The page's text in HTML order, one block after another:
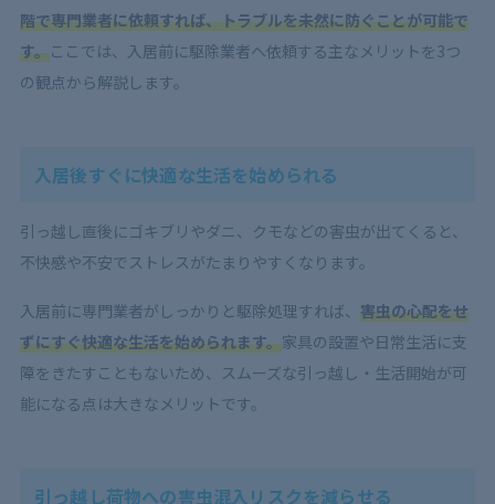
階で専門業者に依頼すれば、トラブルを未然に防ぐことが可能で
す。ここでは、入居前に駆除業者へ依頼する主なメリットを3つ
の観点から解説します。
入居後すぐに快適な生活を始められる
引っ越し直後にゴキブリやダニ、クモなどの害虫が出てくると、
不快感や不安でストレスがたまりやすくなります。
入居前に専門業者がしっかりと駆除処理すれば、 害虫の心配をせ
ずにすぐ快適な生活を始められます。家具の設置や日常生活に支
障をきたすこともないため、スムーズな引っ越し・生活開始が可
能になる点は大きなメリットです。
引っ越し荷物への害虫混入リスクを減らせる